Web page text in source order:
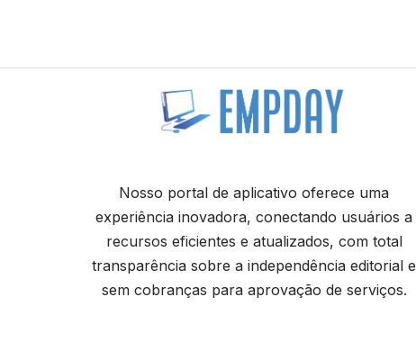
Nosso portal de aplicativo oferece uma
experiência inovadora, conectando usuários a
recursos eficientes e atualizados, com total
transparência sobre a independência editorial e
sem cobranças para aprovação de serviços.